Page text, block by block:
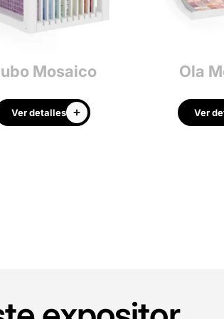
Mosaico
Ver detalles
Ola
Ver